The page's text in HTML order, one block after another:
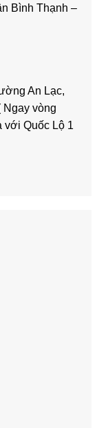
Bình Thạnh –
An Lạc,
Ngay vòng
với Quốc Lộ 1